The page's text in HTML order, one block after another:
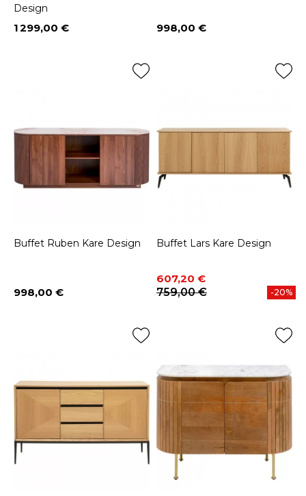
Design
Prix
1 299,00 € Prix
998,00 €
Buffet Ruben Kare Design
Prix
998,00 €
Buffet Lars Kare Design
Prix
607,20 €
Prix de base
759,00 €
-20%